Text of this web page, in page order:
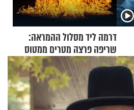
דרמה ליד מסלול ההמראה:
שריפה פרצה מטרים ממטוס
מלא בנוסעים